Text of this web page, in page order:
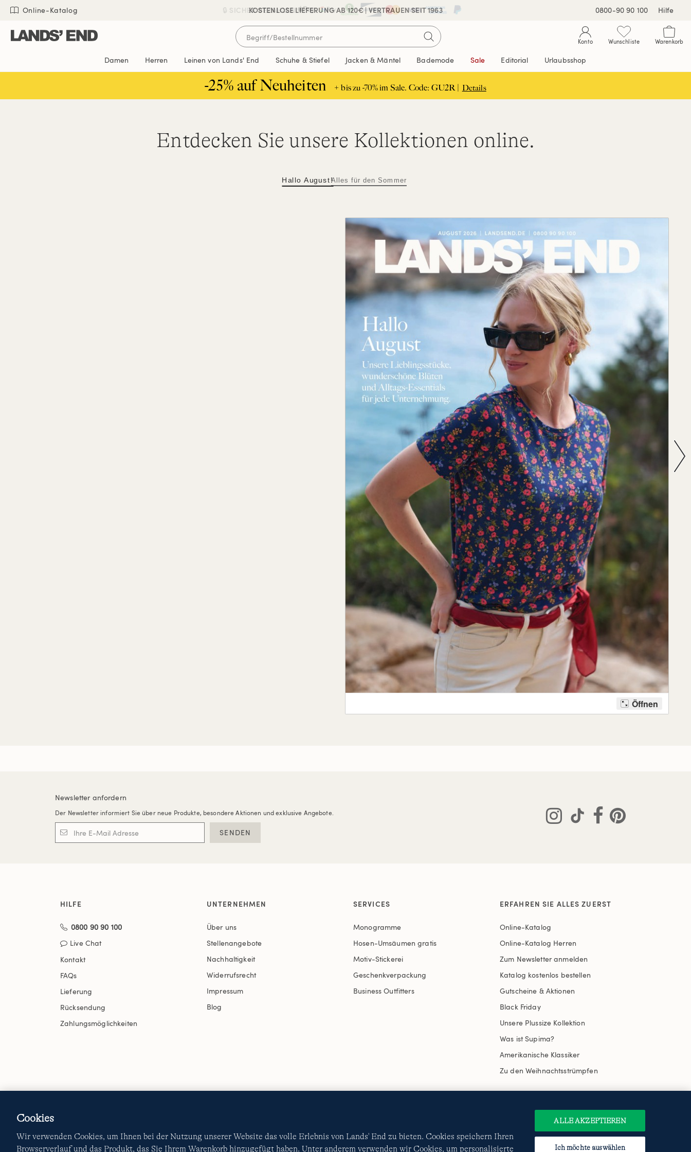
Direkt
Inhalt
Direkt
Navigation
Direkt
Suche
KOSTENLOSE LIEFERUNG AB 120€ | VERTRAUEN SEIT 1963
🔒 SICHER BEZAHLEN
Online-Katalog 0800-90 90 100 Hilfe
Konto Wunschliste Warenkorb
Damen Herren Leinen von Lands' End Schuhe & Stiefel Jacken & Mäntel Bademode Sale Editorial Urlaubsshop
-25% auf Neuheiten + bis zu -70% im Sale. Code: GU2R | Details
Entdecken Sie unsere Kollektionen online.
Hallo August!Alles für den Sommer
Newsletter anfordern
Der Newsletter informiert Sie über neue Produkte, besondere Aktionen und exklusive Angebote.
SENDEN
HILFE
0800 90 90 100
Live Chat
Kontakt
FAQs
Lieferung
Rücksendung
Zahlungsmöglichkeiten
UNTERNEHMEN
Über uns
Stellenangebote
Nachhaltigkeit
Widerrufsrecht
Impressum
Blog
SERVICES
Monogramme
Hosen-Umsäumen gratis
Motiv-Stickerei
Geschenkverpackung
Business Outfitters
ERFAHREN SIE ALLES ZUERST
Online-Katalog
Online-Katalog Herren
Zum Newsletter anmelden
Katalog kostenlos bestellen
Gutscheine & Aktionen
Black Friday
Unsere Plussize Kollektion
Was ist Supima?
Amerikanische Klassiker
Zu den Weihnachtsstrümpfen
AGB Datenschutz & Sicherheit Cookies Ich möchte auswählen
Internationale Websites
Diese Website ist durch reCAPTCHA geschützt. Es gelten dieDatenschutzerklärung
Cookies
Wir verwenden Cookies, um Ihnen bei der Nutzung unserer Website das volle Erlebnis von Lands' End zu bieten. Cookies speichern Ihren
Browserverlauf und das Produkt, das Sie Ihrem Warenkorb hinzugefügt haben. Unter anderem verwenden wir Cookies, um personalisierte
Ich möchte auswählen
ALLE AKZEPTIEREN